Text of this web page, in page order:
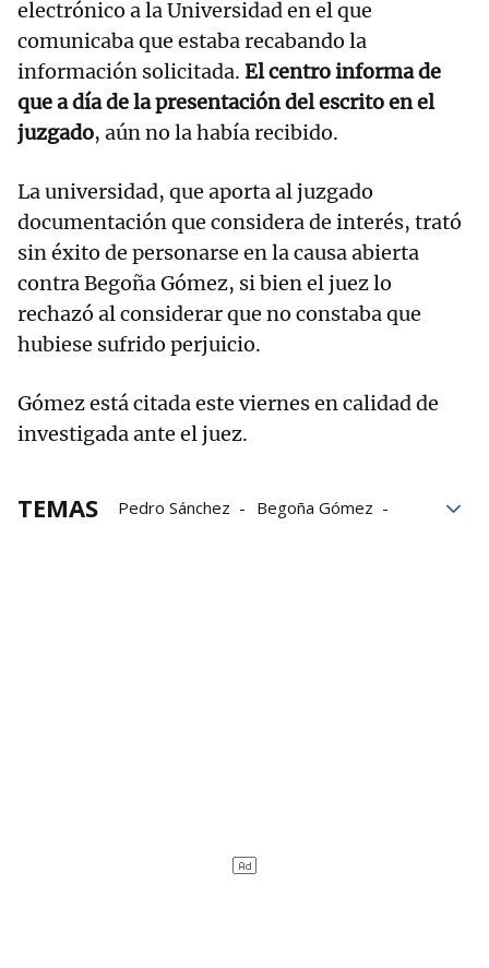
electrónico a la Universidad en el que
comunicaba que estaba recabando la
información solicitada. El centro informa de
que a día de la presentación del escrito en el
juzgado, aún no la había recibido.
La universidad, que aporta al juzgado
documentación que considera de interés, trató
sin éxito de personarse en la causa abierta
contra Begoña Gómez, si bien el juez lo
rechazó al considerar que no constaba que
hubiese sufrido perjuicio.
Gómez está citada este viernes en calidad de
investigada ante el juez.
TEMAS Pedro Sánchez
Begoña Gómez